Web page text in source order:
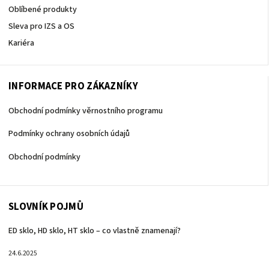
Oblíbené produkty
Sleva pro IZS a OS
Kariéra
INFORMACE PRO ZÁKAZNÍKY
Obchodní podmínky věrnostního programu
Podmínky ochrany osobních údajů
Obchodní podmínky
SLOVNÍK POJMŮ
ED sklo, HD sklo, HT sklo – co vlastně znamenají?
24.6.2025